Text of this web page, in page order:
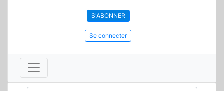
S'ABONNER
Se connecter